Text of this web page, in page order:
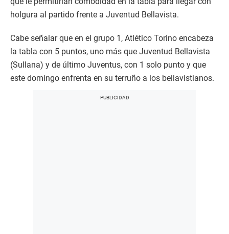
holgura al partido frente a Juventud Bellavista.
Cabe señalar que en el grupo 1, Atlético Torino encabeza
la tabla con 5 puntos, uno más que Juventud Bellavista
(Sullana) y de último Juventus, con 1 solo punto y que
este domingo enfrenta en su terruño a los bellavistianos.